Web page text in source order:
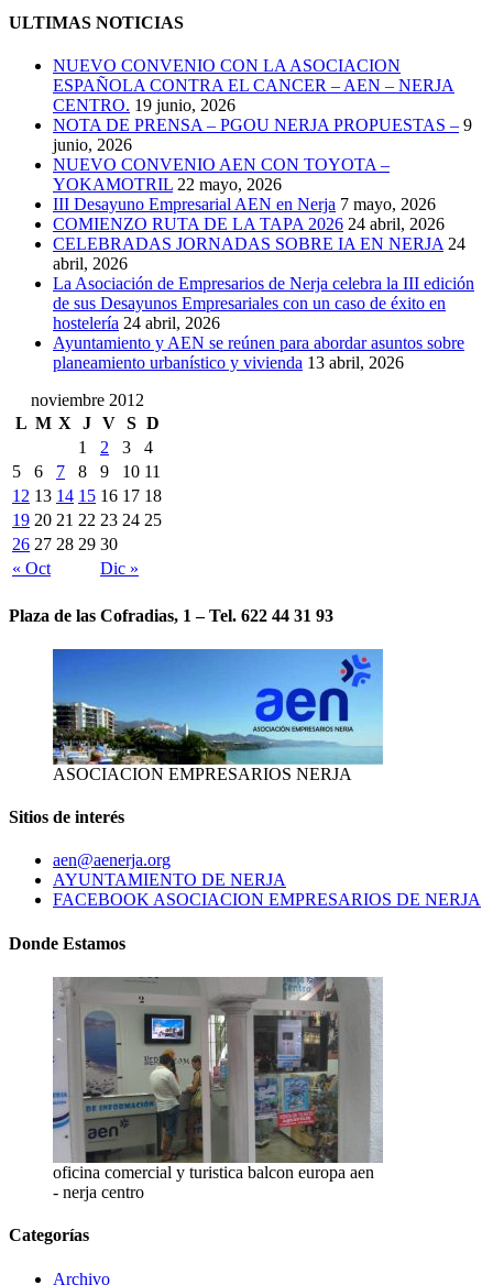
ULTIMAS NOTICIAS
NUEVO CONVENIO CON LA ASOCIACION
ESPAÑOLA CONTRA EL CANCER – AEN – NERJA
CENTRO. 19 junio, 2026
NOTA DE PRENSA – PGOU NERJA PROPUESTAS – 9
junio, 2026
NUEVO CONVENIO AEN CON TOYOTA –
YOKAMOTRIL 22 mayo, 2026
III Desayuno Empresarial AEN en Nerja 7 mayo, 2026
COMIENZO RUTA DE LA TAPA 2026 24 abril, 2026
CELEBRADAS JORNADAS SOBRE IA EN NERJA 24
abril, 2026
La Asociación de Empresarios de Nerja celebra la III edición
de sus Desayunos Empresariales con un caso de éxito en
hostelería 24 abril, 2026
Ayuntamiento y AEN se reúnen para abordar asuntos sobre
planeamiento urbanístico y vivienda 13 abril, 2026
noviembre 2012
L M X J V S D
« Oct Dic »
1 2 3
4
5
6 7 8 9 10 11
12 13 14 15 16 17 18
19 20 21 22 23 24 25
26 27 28 29 30
Plaza de las Cofradias, 1 – Tel. 622 44 31 93
ASOCIACION EMPRESARIOS NERJA
Sitios de interés
aen@aenerja.org
AYUNTAMIENTO DE NERJA
FACEBOOK ASOCIACION EMPRESARIOS DE NERJA
Donde Estamos
oficina comercial y turistica balcon europa aen
- nerja centro
Categorías
Archivo